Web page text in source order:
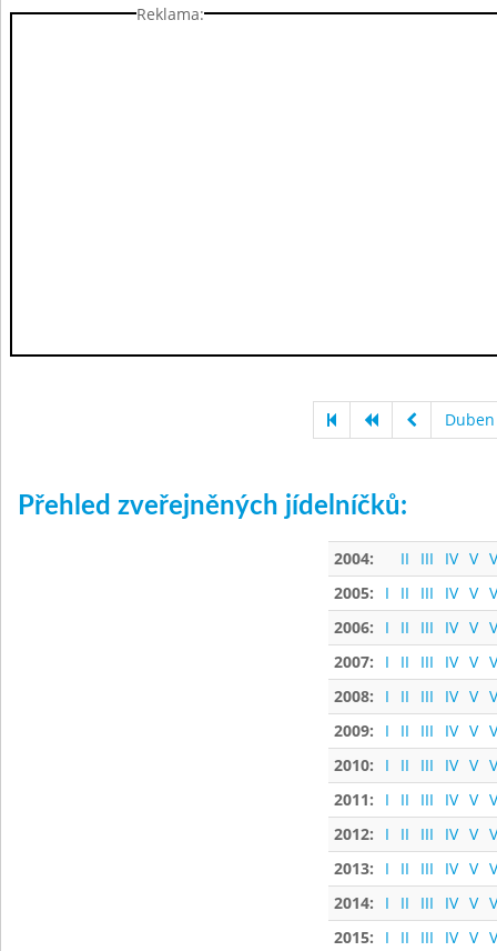
Reklama:
Přehled zveřejněných jídelníčků:
2004: II III IV V
2005:
I II III IV V
2006:
I II III IV V
2007:
I II III IV V
2008:
I II III IV V
2009:
I II III IV V
2010:
I II III IV V
2011:
I II III IV V
2012:
I II III IV V
2013:
I II III IV V
2014:
I II III IV V
2015:
I II III IV V